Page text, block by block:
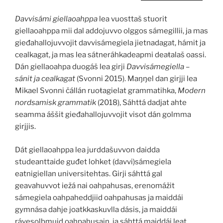
Davvisámi giellaoahppa lea vuosttaš stuorit
giellaoahppa mii dal addojuvvo olggos sámegillii, ja mas
gieđahallojuvvojit davvisámegiela jietnadagat, hámit ja
cealkagat, ja mas lea sátneráhkadeapmi deaŧalaš oassi.
Dán giellaoahpa duogáš lea girji Davvisámegiella –
sánit ja cealkagat (Svonni 2015). Maŋŋel dan girjji lea
Mikael Svonni čállán ruoŧagielat grammatihka, Modern
nordsamisk grammatik (2018), Sáhttá dadjat ahte
seamma áššit gieđahallojuvvojit visot dán golmma
girjjis.
Dát giellaoahppa lea jurddašuvvon daidda
studeanttaide guđet lohket (davvi)sámegiela
eatnigiellan universitehtas. Girji sáhttá gal
geavahuvvot iežá nai oahpahusas, erenomážit
sámegiela oahpaheddjiid oahpahusas ja maiddái
gymnása dahje joatkkaskuvlla dásis, ja maiddái